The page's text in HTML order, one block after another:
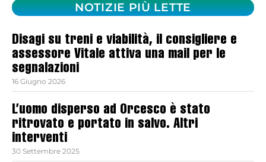
NOTIZIE PIÙ LETTE
Disagi su treni e viabilità, il consigliere e
assessore Vitale attiva una mail per le
segnalazioni
16 Giugno 2026
L’uomo disperso ad Orcesco è stato
ritrovato e portato in salvo. Altri
interventi
30 Settembre 2025